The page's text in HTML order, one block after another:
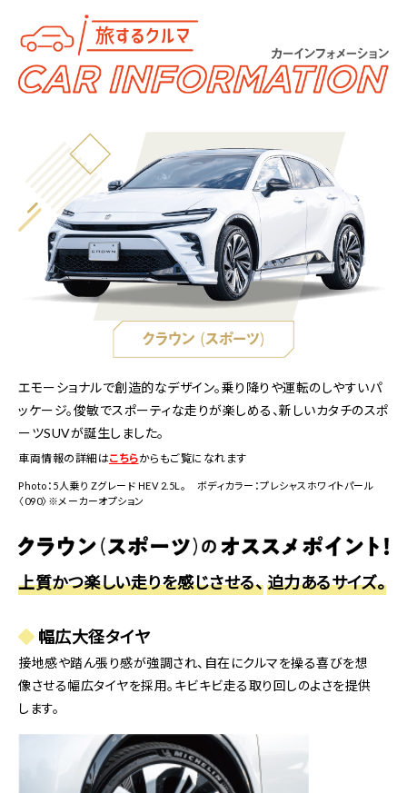
Bibli
地域の人々から親しまれてきた「さいたま市立大宮図書館」
が、 人と情報と楽しさが集まるコモンプレイス「Bibli」として生
まれ変わりました。 1階にはオーガニック青果店や飲食店が
あり、氷川神社参拝の休憩にうってつけです。
ーでお楽しみいただけます。
冬期（11～2月）6:00～17:00
祈祷斎行時間（予定）9:00～16:00（30分毎）
専用駐車場あり
https://musashiichinomiya-hikawa.or.jp/
さいたま市
大宮盆栽美術館
「盆栽の聖地」として世界中から愛好家が集う、大宮の盆栽
や鑑賞石など、盆栽にまつわるあらゆる展示物を間近で楽し
むことができます。
エモーショナルで創造的なデザイン。乗り降りや運転のしやすいパ
ッケージ。俊敏でスポーティな走りが楽しめる、新しいカタチのスポ
ーツSUVが誕生しました。
車両情報の詳細はこちらからもご覧になれます
Photo：5人乗り Zグレード HEV 2.5L。 ボディカラー：プレシャスホワイトパール
〈090〉※メーカーオプション
上質かつ楽しい走りを感じさせる、迫力あるサイズ。
幅広大径タイヤ
接地感や踏ん張り感が強調され、自在にクルマを操る喜びを想
像させる幅広タイヤを採用。キビキビ走る取り回しのよさを提供
します。